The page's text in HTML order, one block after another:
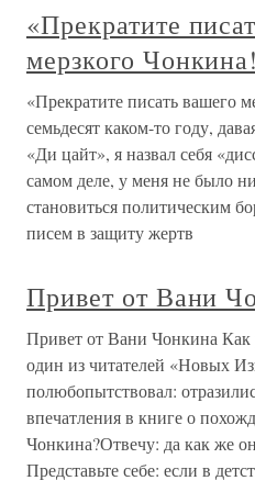
«Прекратите
мерзкого
«Прекратите писать вашего
семьдесят каком-то году,
«Ди цайт», я назвал себя
самом деле, у меня не было
становиться политическим
писем в защиту жертв
Привет от Вани
Привет от Вани Чонкина Как
один из читателей «Новых
полюбопытствовал:
впечатления в книге о
Чонкина?Отвечу: да как же
Представьте себе: если в